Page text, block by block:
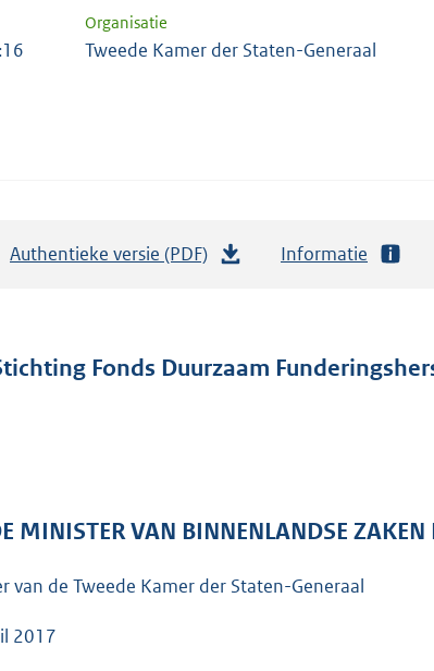
Organisatie
Tweede Kamer der Staten-Generaal
Authentieke versie (PDF)
a
r
o
Informatie
Fonds Duurzaam
MINISTER VAN BINNENLANDSE ZAKEN
van de Tweede Kamer der Staten-Generaal
2017